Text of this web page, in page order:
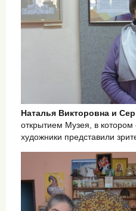
Наталья Викторовна и
открытием Музея, в
художники представили